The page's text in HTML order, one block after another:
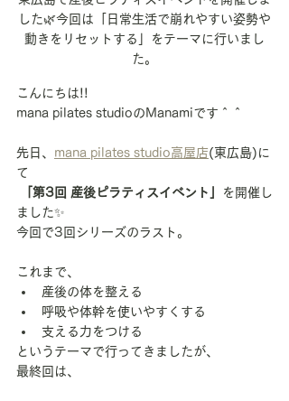
した🌿今回は「日常生活で崩れやすい姿勢や
動きをリセットする」をテーマに行いまし
た。
こんにちは!!
mana pilates studioのManamiです＾＾
先日、 mana pilates studio高屋店(東広島)に
て
「第3回 産後ピラティスイベント」
を開催し
ました✨
今回で3回シリーズのラスト。
これまで、
産後の体を整える
呼吸や体幹を使いやすくする
支える力をつける
というテーマで行ってきましたが、
最終回は、